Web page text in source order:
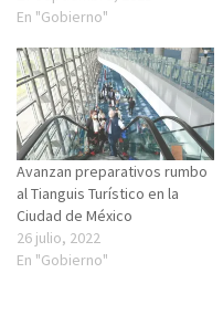
En "Gobierno"
Avanzan preparativos rumbo
al Tianguis Turístico en la
Ciudad de México
26 julio, 2022
En "Gobierno"